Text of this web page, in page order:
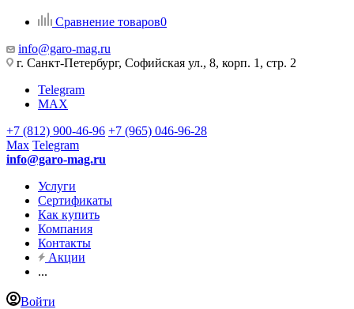
Сравнение товаров0
info@garo-mag.ru
г. Санкт-Петербург, Софийская ул., 8, корп. 1, стр. 2
Telegram
MAX
+7 (812) 900-46-96 +7 (965) 046-96-28
Max Telegram
info@garo-mag.ru
Услуги
Сертификаты
Как купить
Компания
Контакты
Акции
...
Войти